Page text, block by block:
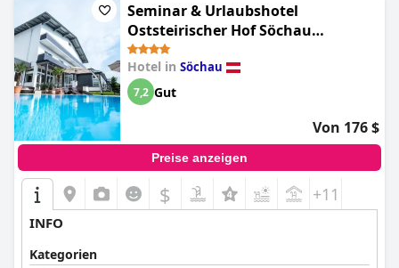
Seminar & Urlaubshotel
Oststeirischer Hof Söchau
(Landliebe Resort Fürstenfeld By
Belvilla)
Hotel in Söchau
7,2 Gut
Von 176 $
Preise anzeigen
$ +11
INFO
Kategorien